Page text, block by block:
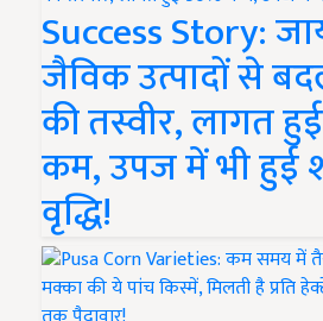
Success Story:
जैविक उत्पादों से
की तस्वीर, लागत
कम, उपज में भी हुई
वृद्धि!